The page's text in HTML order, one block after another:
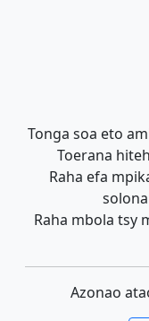
Tonga soa eto
Toerana
Raha efa
Raha mbola tsy
Azonao